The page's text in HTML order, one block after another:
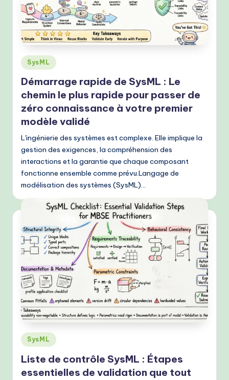
Posted
in
SysML
Démarrage rapide de SysML : Le
chemin le plus rapide pour passer de
zéro connaissance à votre premier
modèle validé
L'ingénierie des systèmes est complexe. Elle implique la
gestion des exigences, la compréhension des
interactions et la garantie que chaque composant
fonctionne ensemble comme prévu.Langage de
modélisation des systèmes (SysML)…
Posted
in
SysML
Liste de contrôle SysML : Étapes
essentielles de validation que tout